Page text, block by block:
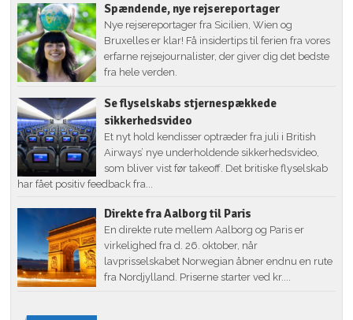
Spændende, nye rejsereportager
Nye rejsereportager fra Sicilien, Wien og
Bruxelles er klar! Få insidertips til ferien fra vores
erfarne rejsejournalister, der giver dig det bedste
fra hele verden.
Se flyselskabs stjernespækkede
sikkerhedsvideo
Et nyt hold kendisser optræder fra juli i British
Airways’ nye underholdende sikkerhedsvideo,
som bliver vist før takeoff. Det britiske flyselskab
har fået positiv feedback fra...
Direkte fra Aalborg til Paris
En direkte rute mellem Aalborg og Paris er
virkelighed fra d. 26. oktober, når
lavprisselskabet Norwegian åbner endnu en rute
fra Nordjylland. Priserne starter ved kr....